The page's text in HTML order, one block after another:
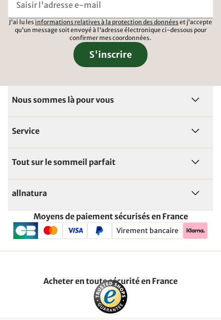
J'ai lu les informations relatives à la protection des données et j'accepte
qu'un message soit envoyé à l'adresse électronique ci-dessous pour
confirmer mes coordonnées.
S'inscrire
Nous sommes là pour vous
Service
Tout sur le sommeil parfait
allnatura
Moyens de paiement sécurisés en France
Virement bancaire
Acheter en toute sécurité en France